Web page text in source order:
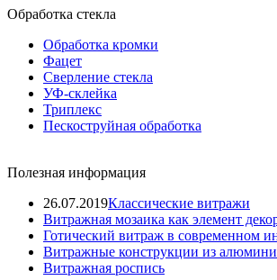
Обработка стекла
Обработка кромки
Фацет
Сверление стекла
УФ-склейка
Триплекс
Пескоструйная обработка
Полезная информация
26.07.2019Классические витражи
Витражная мозаика как элемент
Готический витраж в современном
Витражные конструкции из
Витражная роспись